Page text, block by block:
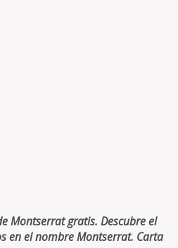
Montserrat gratis. Descubre el
en el nombre Montserrat. Carta